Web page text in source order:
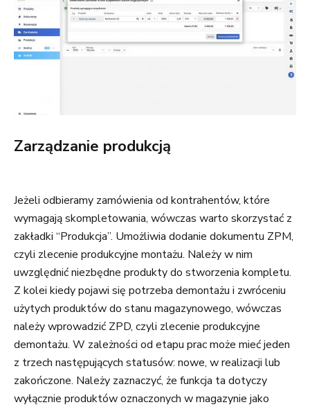
Zarządzanie produkcją
Jeżeli odbieramy zamówienia od kontrahentów, które
wymagają skompletowania, wówczas warto skorzystać z
zakładki “Produkcja”. Umożliwia dodanie dokumentu ZPM,
czyli zlecenie produkcyjne montażu. Należy w nim
uwzględnić niezbędne produkty do stworzenia kompletu.
Z kolei kiedy pojawi się potrzeba demontażu i zwróceniu
użytych produktów do stanu magazynowego, wówczas
należy wprowadzić ZPD, czyli zlecenie produkcyjne
demontażu. W zależności od etapu prac może mieć jeden
z trzech następujących statusów: nowe, w realizacji lub
zakończone. Należy zaznaczyć, że funkcja ta dotyczy
wyłącznie produktów oznaczonych w magazynie jako